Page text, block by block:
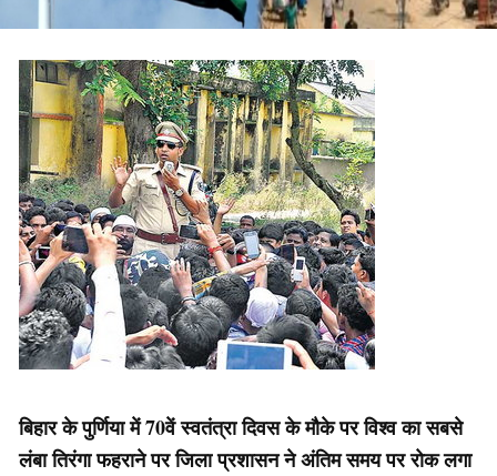
बिहार के पुर्णिया में 70वें स्वतंत्रा दिवस के मौके पर विश्व का सबसे
लंबा तिरंगा फहराने पर जिला प्रशासन ने अंतिम समय पर रोक लगा